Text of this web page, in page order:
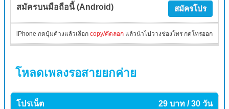
สมัครโปร
iPhone กดปุ๋มค้างแล้วเลือกcopy/คัดลอก แล้วนำไปวางช่องโทร กดโทรออก
โหลดเพลงรอสายยกค่าย
29 บาท / 30 วัน